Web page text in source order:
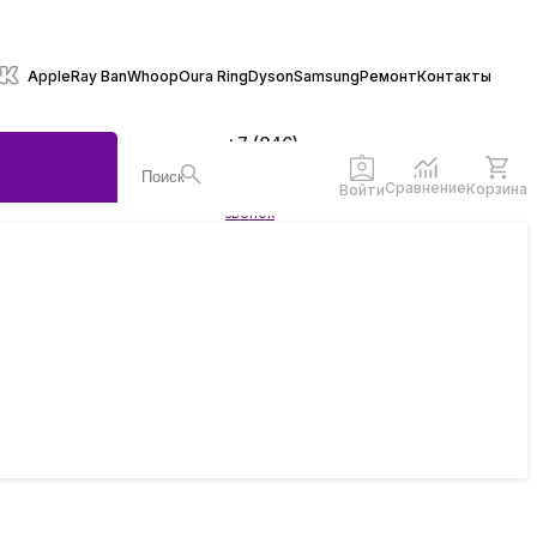
AppleRay BanWhoopOura RingDysonSamsungРемонтКонтакты
+7 (846)
звонок
ВойтиСравнениеКорзина